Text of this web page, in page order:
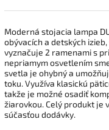
Moderná stojacia lampa
obývacích a detských
vyznačuje 2 ramenami s
nepriamym osvetlením
svetla je ohybný a
toku. Využíva klasickú
takže je možné osadiť
žiarovkou. Celý produkt je
súčasťou dodávky.